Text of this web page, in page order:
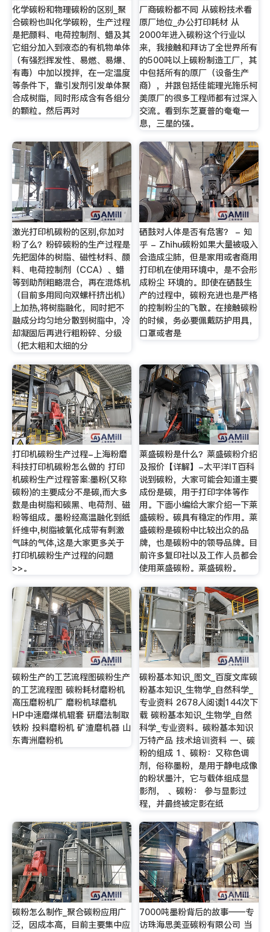
化学碳粉和物理碳粉的区别_聚
合碳粉也叫化学碳粉，生产过程
是把颜料、电荷控制剂、蜡及其
它组分加入到液态的有机物单体
（有强烈挥发性、易燃、易爆、
有毒）中加以搅拌，在一定温度
等条件下，靠引发剂引发单体聚
合成树脂，同时形成含有各组分
的颗粒。然后再对
厂商碳粉都不同 从碳粉技术看
原厂地位_办公打印耗材 从
2000年进入碳粉这个行业以
来，我接触和拜访了全世界所有
的500吨以上碳粉制造工厂，其
中包括所有的原厂（设备生产
商），并跟包括佳能理光施乐柯
美原厂的很多工程师都有过深入
交流。看到东芝夏普的奄奄一
息，三星的强。
激光打印机碳粉的区别,你加对
粉了么？粉碎碳粉的生产过程是
先把固体的树脂、磁性材料、颜
料、电荷控制剂（CCA）、蜡
等到助剂粗略混合，再在混炼机
（目前多用同向双螺杆挤出机）
上加热,将树脂融化，同时把不
融成分均匀地分散到树脂中，冷
却凝固后再进行粗粉碎、分级
（把太粗和太细的分
硒鼓对人体是否有危害？ - 知
乎 - Zhihu碳粉如果大量被吸入
会造成尘肺，但是家用或者商用
打印机在使用环境中，是不会形
成粉尘 环境的。即使在硒鼓生
产的过程中，碳粉充进也是严格
的控制粉尘的飞散。在接触碳粉
的时候，务必要佩戴防护用具，
口罩或者是
打印机碳粉生产过程-上海粉磨
科技打印机碳粉怎么做的 打印
机碳粉生产过程答案:墨粉(又称
碳粉)的主要成分不是碳,而大多
数是由树脂和碳黑、电荷剂、磁
粉等组成。墨粉经高温融化到纸
纤维中,树脂被氧化成带有刺激
气味的气体,这是大家更多关于
打印机碳粉生产过程的问题
>>。
莱盛碳粉是什么？莱盛碳粉介绍
及报价【详解】-太平洋IT百科
说到碳粉，大家可能会知道主要
成份是碳，用于打印字体等作
用。下面小编给大家介绍一下莱
盛碳粉。碳具有稳定的作用。莱
盛碳粉是碳粉中比较出众的品
牌，也是碳粉中的领导品牌。目
前许多复印社以及工作人员都会
使用莱盛碳粉。莱盛碳粉。
碳粉生产的工艺流程图碳粉生产
的工艺流程图 碳粉耗材磨粉机
高压磨粉机厂 磨粉机球磨机
HP中速磨煤机辊套 研磨法制取
铁粉 投料磨粉机 矿渣磨机器 山
东青洲磨粉机
碳粉基本知识_图文_百度文库碳
粉基本知识_生物学_自然科学_
专业资料 2678人阅读|144次下
载 碳粉基本知识_生物学_自然
科学_专业资料。碳粉基本知识
万特产品 技术培训资料 一、碳
粉的组成 1、碳粉：又称色调
剂，俗称墨粉，是用于静电成像
的粉状墨汁，它与载体组成显
影剂， 、碳粉： 参与显影过
程，并最终被定影在纸
碳粉怎么制作_聚合碳粉应用广
泛，因成本高，目前主要集中应
7000吨墨粉背后的故事——专
访珠海思美亚碳粉有限公司 当